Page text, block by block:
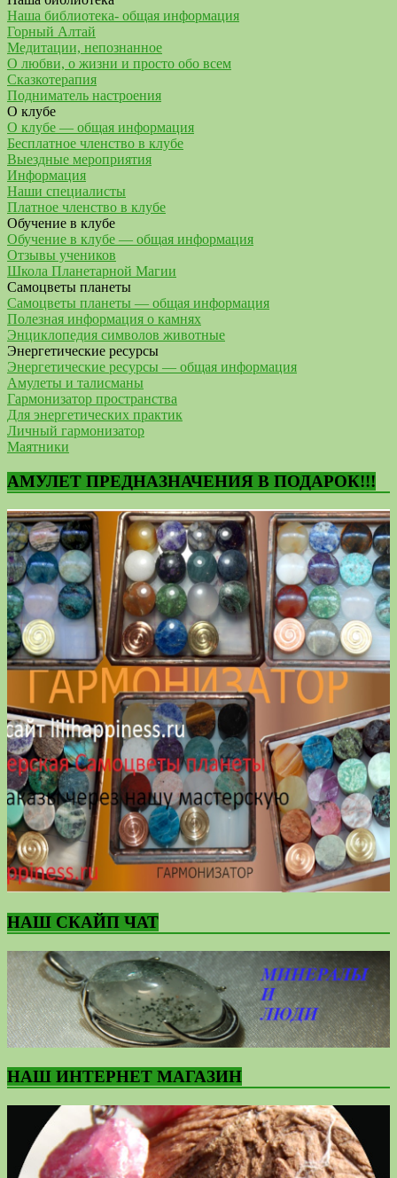
Наша библиотека- общая информация
Горный Алтай
Медитации, непознанное
О любви, о жизни и просто обо всем
Сказкотерапия
Подниматель настроения
О клубе
О клубе — общая информация
Бесплатное членство в клубе
Выездные мероприятия
Информация
Наши специалисты
Платное членство в клубе
Обучение в клубе
Обучение в клубе — общая информация
Отзывы учеников
Школа Планетарной Магии
Самоцветы планеты
Самоцветы планеты — общая информация
Полезная информация о камнях
Энциклопедия символов животные
Энергетические ресурсы
Энергетические ресурсы — общая информация
Амулеты и талисманы
Гармонизатор пространства
Для энергетических практик
Личный гармонизатор
Маятники
АМУЛЕТ ПРЕДНАЗНАЧЕНИЯ В ПОДАРОК!!!
НАШ СКАЙП ЧАТ
НАШ ИНТЕРНЕТ МАГАЗИН